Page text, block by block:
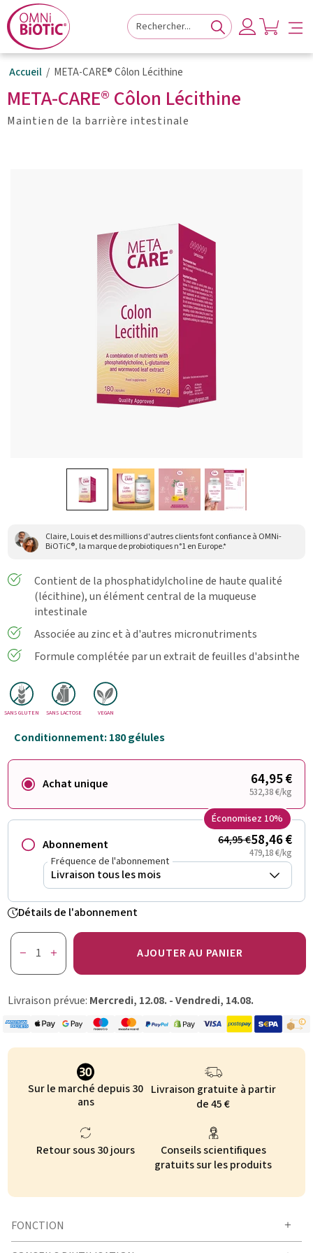
la
navigation
principale
contenu
principal
pied
de
page
Accueil META-CARE® Côlon Lécithine
META-CARE® Côlon Lécithine
Maintien de la barrière intestinale
Claire, Louis et des millions d'autres clients font confiance à OMNi-
BiOTiC®, la marque de probiotiques n°1 en Europe.*
Contient de la phosphatidylcholine de haute qualité
(lécithine), un élément central de la muqueuse
intestinale
Associée au zinc et à d'autres micronutriments
Formule complétée par un extrait de feuilles d'absinthe
SANS GLUTEN SANS LACTOSE VEGAN
Conditionnement: 180 gélules
Achat unique 64,95 €
532,38 €/kg
Abonnement
Économisez 10%
64,95 €58,46 €
479,18 €/kg
Fréquence de l'abonnement
Détails de l'abonnement
AJOUTER AU PANIER
Livraison prévue: Mercredi, 12.08. - Vendredi, 14.08.
Sur le marché depuis 30
ans
Livraison gratuite à partir
de 45 €
Retour sous 30 jours
Conseils scientifiques
gratuits sur les produits
FONCTION